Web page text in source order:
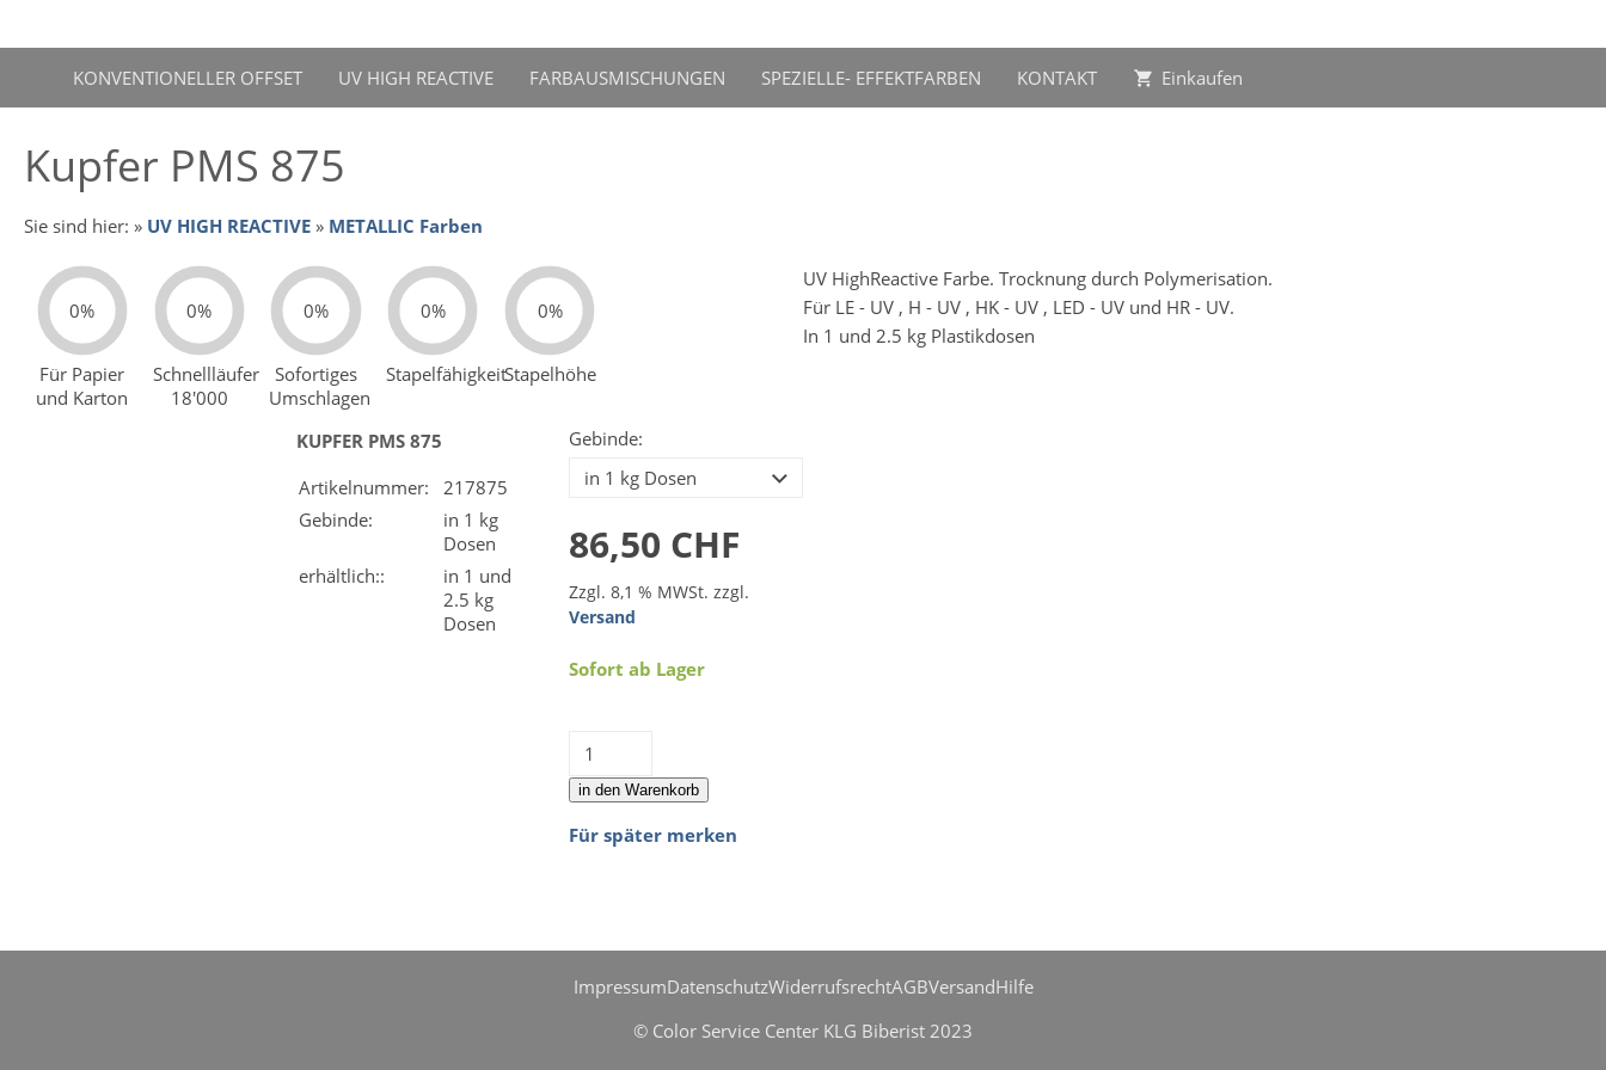
KONVENTIONELLER OFFSET UV HIGH REACTIVE FARBAUSMISCHUNGEN SPEZIELLE- EFFEKTFARBEN KONTAKT Einkaufen
Kupfer PMS 875
Sie sind hier: » UV HIGH REACTIVE » METALLIC Farben
0%
Für Papier
und Karton
0%
Schnellläufer
18'000
0%
Sofortiges
Umschlagen
0%
Stapelfähigkeit
0%
Stapelhöhe
KUPFER PMS 875
Artikelnummer:
217875
Gebinde:
in 1 kg
Dosen
erhältlich::
in 1 und
2.5 kg
Dosen
Gebinde:
86,50 CHF
Zzgl. 8,1 % MWSt. zzgl.
Versand
Sofort ab Lager
in den Warenkorb
Für später merken
UV HighReactive Farbe. Trocknung durch Polymerisation.
Für LE - UV , H - UV , HK - UV , LED - UV und HR - UV.
In 1 und 2.5 kg Plastikdosen
ImpressumDatenschutzWiderrufsrechtAGBVersandHilfe
© Color Service Center KLG Biberist 2023